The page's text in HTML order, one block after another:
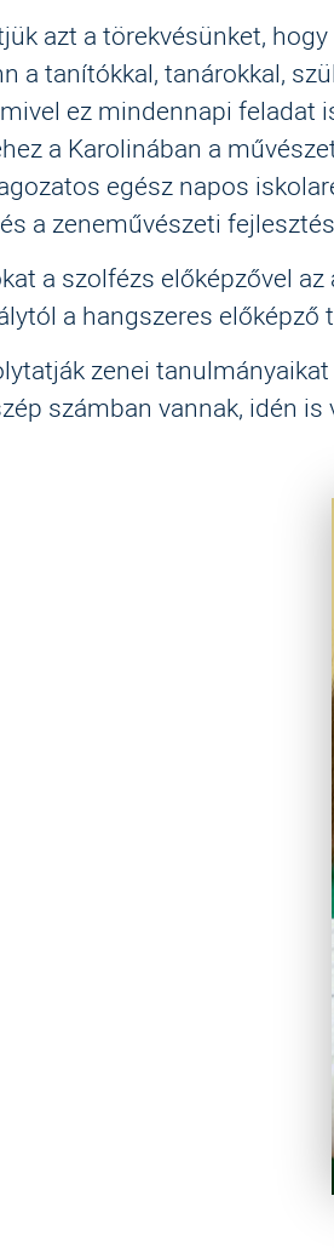
azt a törekvésünket,
a tanítókkal, tanárokkal,
ez mindennapi feladat
a Karolinában a
egész napos
a zeneművészeti
a szolfézs előképzővel
a hangszeres előképző
zenei
számban vannak, idén is